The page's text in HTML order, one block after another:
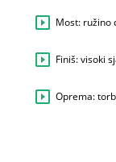
Most: ružino
Finiš: visoki
Oprema: